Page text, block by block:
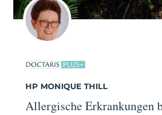
HP MONIQUE THILL
Allergische Erkrankungen